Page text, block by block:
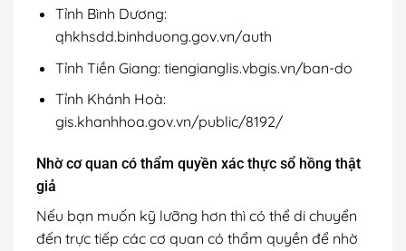
Tỉnh Bình Dương:
qhkhsdd.binhduong.gov.vn/auth
Tỉnh Tiền Giang: tiengianglis.vbgis.vn/ban-do
Tỉnh Khánh Hoà:
gis.khanhhoa.gov.vn/public/8192/
Nhờ cơ quan có thẩm quyền xác thực sổ hồng thật
giả
Nếu bạn muốn kỹ lưỡng hơn thì có thể di chuyển
đến trực tiếp các cơ quan có thẩm quyền để nhờ